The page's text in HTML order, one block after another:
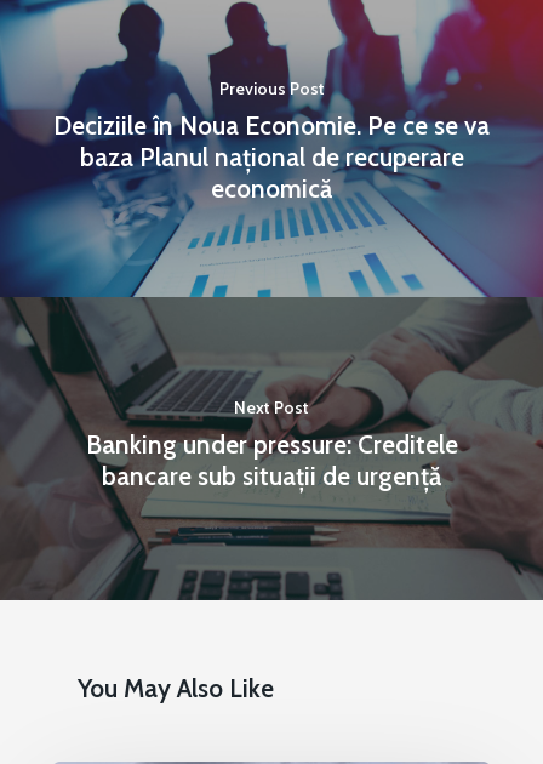
Previous Post
Deciziile în Noua Economie. Pe ce se va
baza Planul național de recuperare
economică
Next Post
Banking under pressure: Creditele
bancare sub situații de urgență
You May Also Like